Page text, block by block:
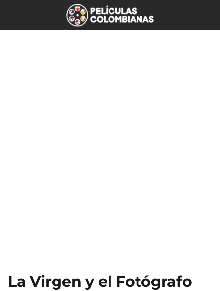
La Virgen y el Fotógrafo